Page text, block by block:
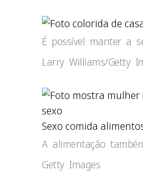
É possível manter a
Larry Williams/Getty
Sexo comida
A alimentação
Getty Images